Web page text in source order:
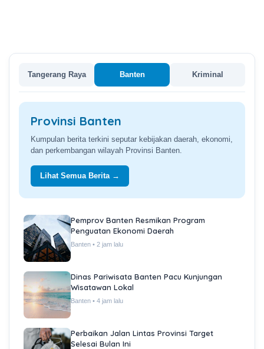
Tangerang Raya Banten Kriminal
Provinsi Banten
Kumpulan berita terkini seputar kebijakan daerah, ekonomi,
dan perkembangan wilayah Provinsi Banten.
Lihat Semua Berita →
Pemprov Banten Resmikan Program
Penguatan Ekonomi Daerah
Banten • 2 jam lalu
Dinas Pariwisata Banten Pacu Kunjungan
Wisatawan Lokal
Banten • 4 jam lalu
Perbaikan Jalan Lintas Provinsi Target
Selesai Bulan Ini